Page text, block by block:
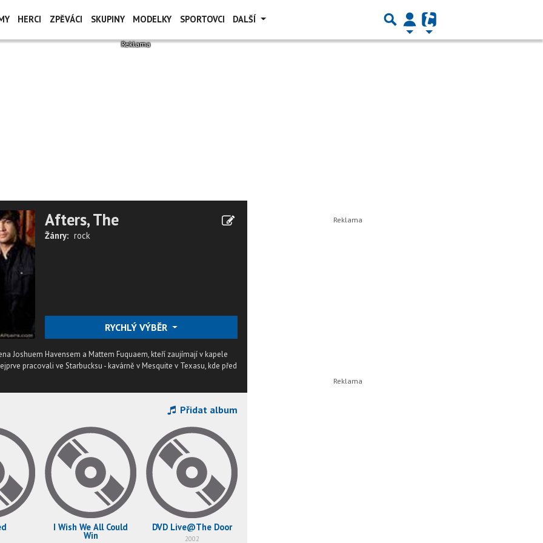
HERCI ZPĚVÁCI SKUPINY MODELKY SPORTOVCI DALŠÍ
Afters, The
Žánry: rock
RYCHLÝ VÝBĚR
Joshuem Havensem a Mattem Fuquaem, kteří zaujímají v kapele
pracovali ve Starbucksu - kavárně v Mesquite v Texasu, kde před
Přidat album
I Wish We All Could
Win
DVD Live@The Door
2002